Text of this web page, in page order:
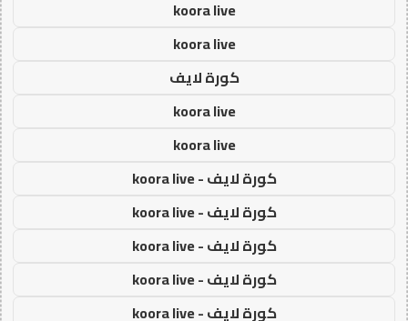
koora live
koora live
كورة لايف
koora live
koora live
كورة لايف - koora live
كورة لايف - koora live
كورة لايف - koora live
كورة لايف - koora live
كورة لايف - koora live